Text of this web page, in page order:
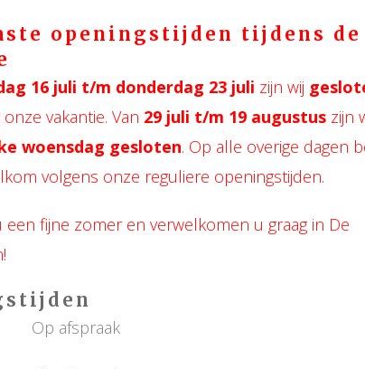
openingstijden tijdens de
16 juli t/m donderdag 23 juli zijn wij
vakantie. Van 29 juli t/m 19 augustus zijn
woensdag gesloten. Op alle overige dagen
volgens onze reguliere openingstijden.
een fijne zomer en verwelkomen u graag in De
afspraak